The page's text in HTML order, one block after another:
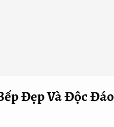
Đẹp Và Độc Đáo